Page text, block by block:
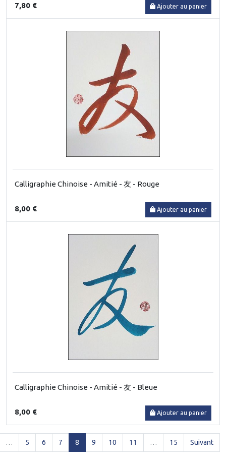
7,80 € Ajouter au panier
Calligraphie Chinoise - Amitié - 友 - Rouge
8,00 € Ajouter au panier
Calligraphie Chinoise - Amitié - 友 - Bleue
8,00 € Ajouter au panier
… 5 6 7 8 (current)
9 10 11 … 15 Suivant